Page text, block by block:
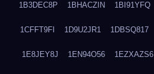
1B3DEC8P 1BHACZIN 1BI91YFQ
1CFFT9FI 1D9U2JR1 1DBSQ817
1E8JEY8J 1EN94O56 1EZXAZS6